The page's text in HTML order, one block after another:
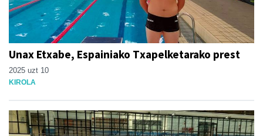
Unax Etxabe, Espainiako Txapelketarako prest
2025 uzt 10
KIROLA